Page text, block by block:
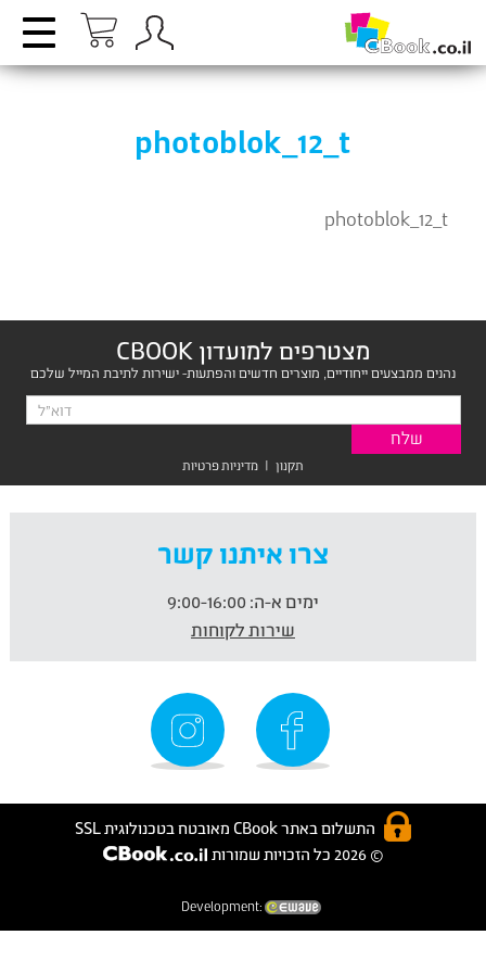
photoblok_12_t
photoblok_12_t
מצטרפים למועדון CBOOK
נהנים ממבצעים ייחודיים, מוצרים חדשים והפתעות- ישירות לתיבת המייל שלכם
תקנון | מדיניות פרטיות
צרו איתנו קשר
ימים א-ה:
שירות לקוחות
התשלום באתר CBook מאובטח בטכנולוגית SSL
© 2026 כל הזכויות שמורות
Development: